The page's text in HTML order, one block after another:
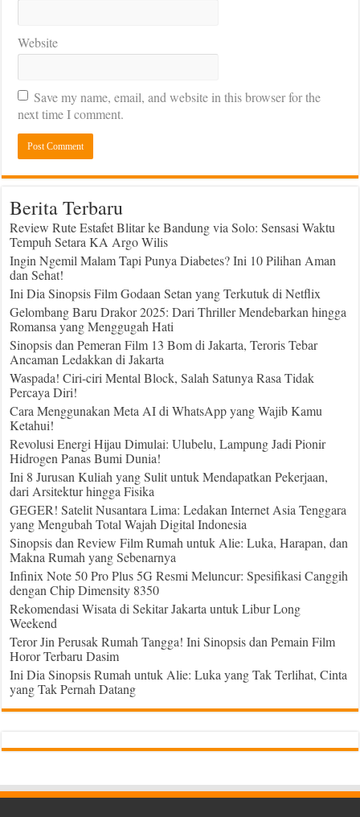
Website
Save my name, email, and website in this browser for the
next time I comment.
Berita Terbaru
Review Rute Estafet Blitar ke Bandung via Solo: Sensasi Waktu
Tempuh Setara KA Argo Wilis
Ingin Ngemil Malam Tapi Punya Diabetes? Ini 10 Pilihan Aman
dan Sehat!
Ini Dia Sinopsis Film Godaan Setan yang Terkutuk di Netflix
Gelombang Baru Drakor 2025: Dari Thriller Mendebarkan hingga
Romansa yang Menggugah Hati
Sinopsis dan Pemeran Film 13 Bom di Jakarta, Teroris Tebar
Ancaman Ledakkan di Jakarta
Waspada! Ciri-ciri Mental Block, Salah Satunya Rasa Tidak
Percaya Diri!
Cara Menggunakan Meta AI di WhatsApp yang Wajib Kamu
Ketahui!
Revolusi Energi Hijau Dimulai: Ulubelu, Lampung Jadi Pionir
Hidrogen Panas Bumi Dunia!
Ini 8 Jurusan Kuliah yang Sulit untuk Mendapatkan Pekerjaan,
dari Arsitektur hingga Fisika
GEGER! Satelit Nusantara Lima: Ledakan Internet Asia Tenggara
yang Mengubah Total Wajah Digital Indonesia
Sinopsis dan Review Film Rumah untuk Alie: Luka, Harapan, dan
Makna Rumah yang Sebenarnya
Infinix Note 50 Pro Plus 5G Resmi Meluncur: Spesifikasi Canggih
dengan Chip Dimensity 8350
Rekomendasi Wisata di Sekitar Jakarta untuk Libur Long
Weekend
Teror Jin Perusak Rumah Tangga! Ini Sinopsis dan Pemain Film
Horor Terbaru Dasim
Ini Dia Sinopsis Rumah untuk Alie: Luka yang Tak Terlihat, Cinta
yang Tak Pernah Datang